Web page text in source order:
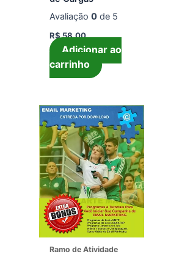
Avaliação0 de 5
R$58,00
Adicionar ao
carrinho
Ramo de Atividade